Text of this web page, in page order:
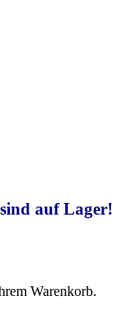
auf Lager!
Warenkorb.